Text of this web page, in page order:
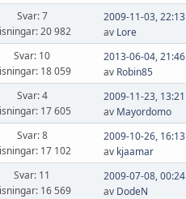
Svar: 7
20 982
2009-11-03, 22:13
av Lore
Svar: 10
18 059
2013-06-04, 21:46
av Robin85
Svar: 4
17 605
2009-11-23, 13:21
av Mayordomo
Svar: 8
17 102
2009-10-26, 16:13
av kjaamar
Svar: 11
16 569
2009-07-08, 00:24
av DodeN